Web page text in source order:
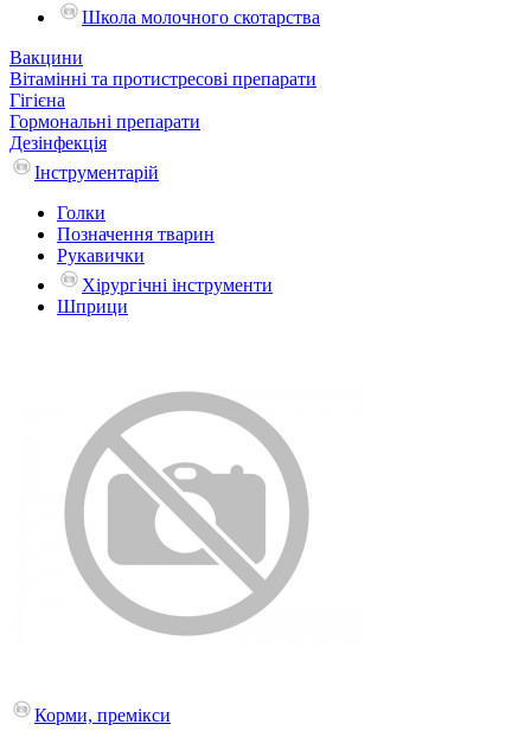
Школа молочного скотарства
Вакцини
Вітамінні та протистресові препарати
Гігієна
Гормональні препарати
Дезінфекція
Інструментарій
Голки
Позначення тварин
Рукавички
Хірургічні інструменти
Шприци
Корми, премікси